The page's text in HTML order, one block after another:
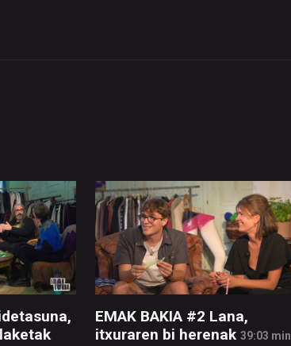
EMAK BAKIA #2 Lana,
itxuraren bi herenak 39:03 min